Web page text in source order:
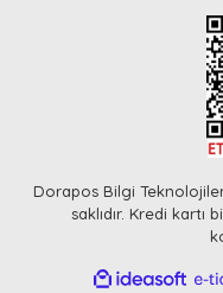
Dorapos Bilgi
saklıdır. Kredi kartı